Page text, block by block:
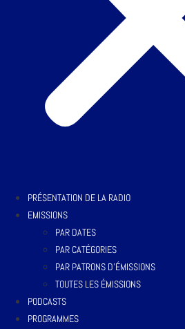
PRÉSENTATION DE LA RADIO
EMISSIONS
PAR DATES
PAR CATÉGORIES
PAR PATRONS D’ÉMISSIONS
TOUTES LES ÉMISSIONS
PODCASTS
PROGRAMMES